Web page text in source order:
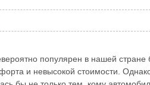
популярен в нашей стране
и невысокой стоимости.